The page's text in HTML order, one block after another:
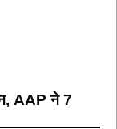
AAP ने 7